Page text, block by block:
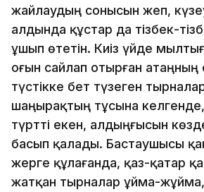
жайлаудың сонысын жеп,
алдында құстар да тізбек-
ұшып өтетін. Киіз үйде
оғын сайлап отырған атаңның
түстікке бет түзеген
шаңырақтың тұсына
түртті екен, алдыңғысын
басып қалады. Бастаушысы
жерге құлағанда, қаз-қатар
жатқан тырналар ұйма-жұйма,